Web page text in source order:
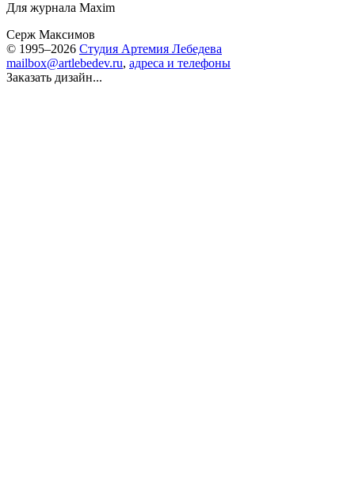
Для журнала Maxim
Серж Максимов
© 1995–2026 Студия Артемия Лебедева
mailbox@artlebedev.ru, адреса и телефоны
Заказать дизайн...